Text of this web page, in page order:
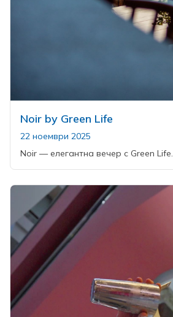
Noir by Green Life
22 ноември 2025
Noir — елегантна вечер с Green Life.